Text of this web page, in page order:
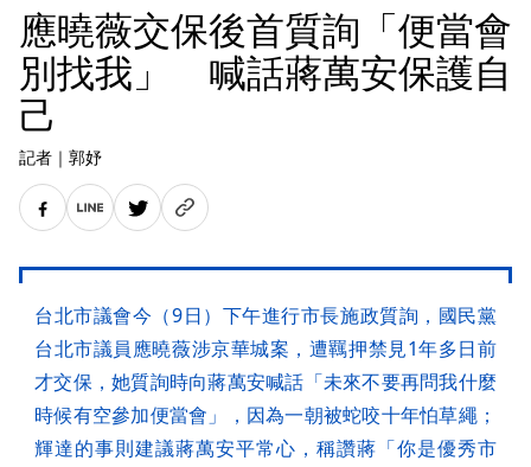
應曉薇交保後首質詢「便當會
別找我」 喊話蔣萬安保護自
己
記者 ｜ 郭妤
台北市議會今（9日）下午進行市長施政質詢，國民黨
台北市議員應曉薇涉京華城案，遭羈押禁見1年多日前
才交保，她質詢時向蔣萬安喊話「未來不要再問我什麼
時候有空參加便當會」，因為一朝被蛇咬十年怕草繩；
輝達的事則建議蔣萬安平常心，稱讚蔣「你是優秀市